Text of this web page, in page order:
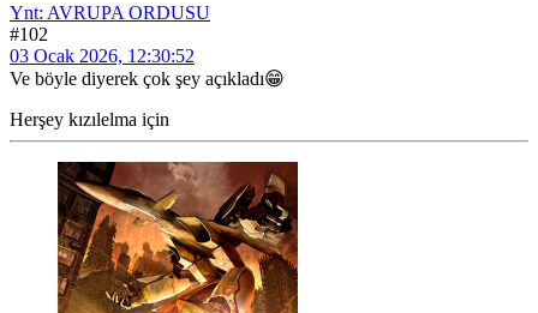
Ynt: AVRUPA ORDUSU
#102
03 Ocak 2026, 12:30:52
Ve böyle diyerek çok şey açıkladı😁
Herşey kızılelma için